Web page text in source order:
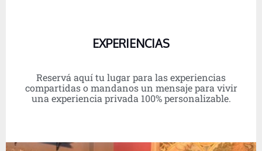
EXPERIENCIAS
Reservá aquí tu lugar para las experiencias
compartidas o mandanos un mensaje para vivir
una experiencia privada 100% personalizable.